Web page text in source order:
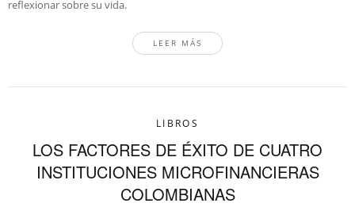
reflexionar sobre su vida.
LEER MÁS
LIBROS
LOS FACTORES DE ÉXITO DE CUATRO
INSTITUCIONES MICROFINANCIERAS
COLOMBIANAS